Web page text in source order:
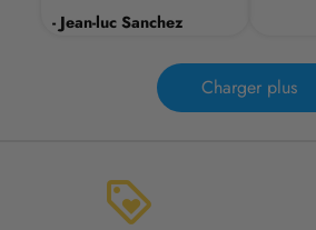
- Jean-luc Sanchez
Charger plus
loyalty